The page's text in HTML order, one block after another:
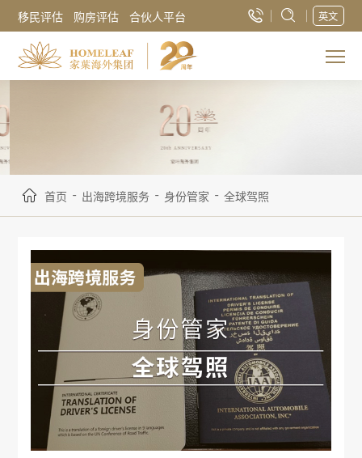
移民评估 购房评估 合伙人平台 英文
首页 - 出海跨境服务 - 身份管家 - 全球驾照